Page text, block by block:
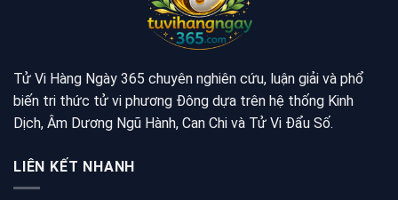
Tử Vi Hàng Ngày 365 chuyên nghiên cứu, luận giải và phổ
biến tri thức tử vi phương Đông dựa trên hệ thống Kinh
Dịch, Âm Dương Ngũ Hành, Can Chi và Tử Vi Đẩu Số.
LIÊN KẾT NHANH